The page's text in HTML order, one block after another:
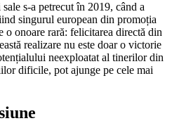
s-a petrecut în 2019, când a
singurul european din promoția
o onoare rară: felicitarea directă din
realizare nu este doar o victorie
neexploatat al tinerilor din
dificile, pot ajunge pe cele mai